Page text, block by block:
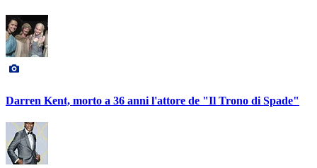
Darren Kent, morto a 36 anni l'attore de "Il Trono di Spade"